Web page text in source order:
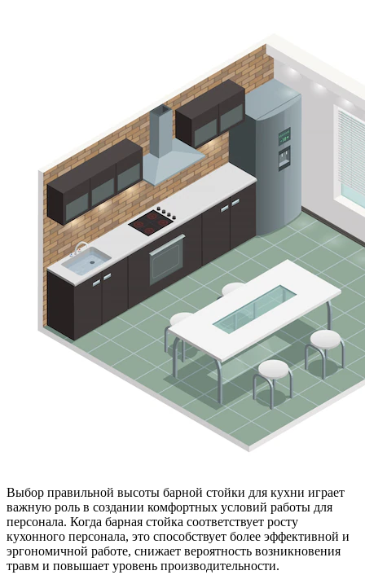
Выбор правильной высоты барной стойки для кухни играет
важную роль в создании комфортных условий работы для
персонала. Когда барная стойка соответствует росту
кухонного персонала, это способствует более эффективной и
эргономичной работе, снижает вероятность возникновения
травм и повышает уровень производительности.